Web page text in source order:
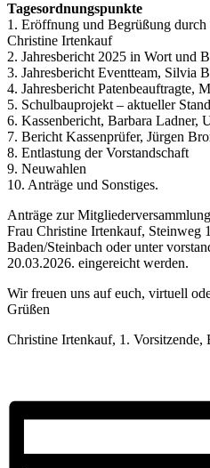
Tagesordnungspunkte
1. Eröffnung und Begrüßung durch
Christine Irtenkauf
2. Jahresbericht 2025 in Wort und
3. Jahresbericht Eventteam, Silvia
4. Jahresbericht Patenbeauftragte,
5. Schulbauprojekt – aktueller
6. Kassenbericht, Barbara Ladner,
7. Bericht Kassenprüfer, Jürgen
8. Entlastung der Vorstandschaft
9. Neuwahlen
10. Anträge und Sonstiges.
Anträge zur
Frau Christine Irtenkauf, Steinweg
Baden/Steinbach oder unter
20.03.2026. eingereicht werden.
Wir freuen uns auf euch, virtuell
Grüßen
Christine Irtenkauf, 1. Vorsitzende,